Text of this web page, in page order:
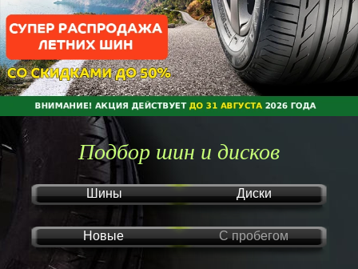
Подбор шин и дисков
Шины Диски
Новые С пробегом